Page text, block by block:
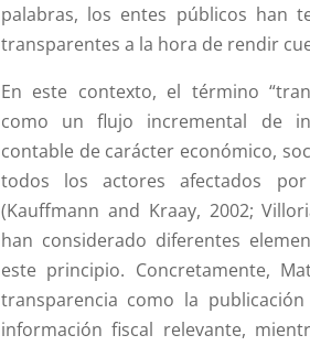
palabras, los entes públicos han
transparentes a la hora de rendir
En este contexto, el término
como un flujo incremental de
contable de carácter económico,
todos los actores afectados
(Kauffmann and Kraay, 2002;
han considerado diferentes
este principio. Concretamente,
transparencia como la
información fiscal relevante,